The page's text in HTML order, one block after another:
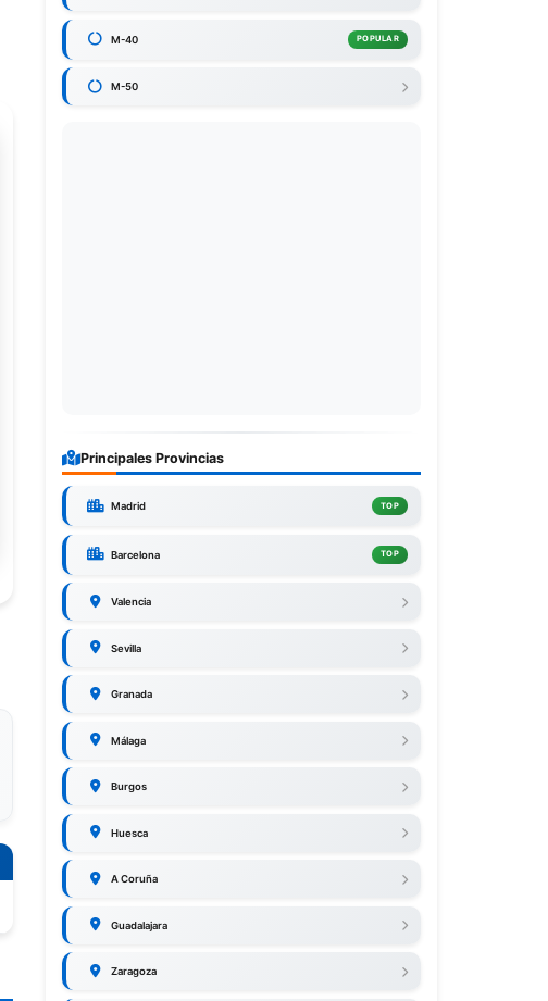
M-40 POPULAR
M-50
Principales Provincias
Madrid TOP
Barcelona TOP
Valencia
Sevilla
Granada
Málaga
Burgos
Huesca
A Coruña
Guadalajara
Zaragoza